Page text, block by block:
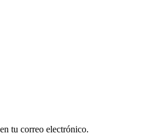
tu correo electrónico.